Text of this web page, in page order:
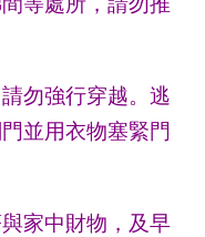
勿強行穿越。逃
並用衣物塞緊門
家中財物，及早